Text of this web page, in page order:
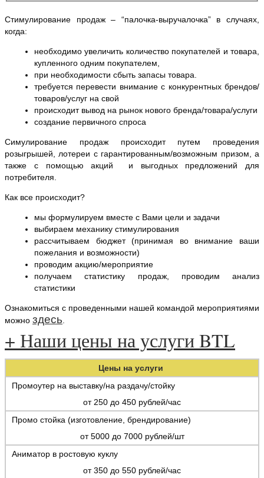
Стимулирование продаж – “палочка-выручалочка” в случаях,
когда:
необходимо увеличить количество покупателей и товара,
купленного одним покупателем,
при необходимости сбыть запасы товара.
требуется перевести внимание с конкурентных брендов/
товаров/услуг на свой
происходит вывод на рынок нового бренда/товара/услуги
создание первичного спроса
Симулирование продаж происходит путем проведения
розыгрышей, лотереи с гарантированным/возможным призом, а
также с помощью акций и выгодных предложений для
потребителя.
Как все происходит?
мы формулируем вместе с Вами цели и задачи
выбираем механику стимулирования
рассчитываем бюджет (принимая во внимание ваши
пожелания и возможности)
проводим акцию/мероприятие
получаем статистику продаж, проводим анализ
статистики
Ознакомиться с проведенными нашей командой мероприятиями
можно здесь.
+ Наши цены на услуги BTL
Цены на услуги
Промоутер на выставку/на раздачу/стойку
от 250 до 450 рублей/час
Промо стойка (изготовление, брендирование)
от 5000 до 7000 рублей/шт
Аниматор в ростовую куклу
от 350 до 550 рублей/час